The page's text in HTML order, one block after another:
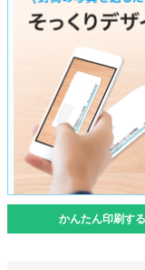
かんたん印刷する